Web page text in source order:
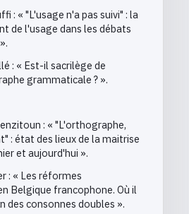
: « "L'usage n'a pas suivi" : la
de l'usage dans les débats
: « Est-il sacrilège de
grammaticale ? ».
: « "L'orthographe,
: état des lieux de la maitrise
et aujourd'hui ».
: « Les réformes
Belgique francophone. Où il
des consonnes doubles ».